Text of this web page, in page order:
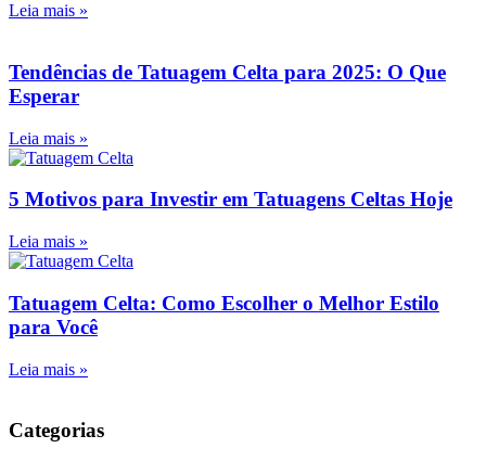
Leia mais »
Tendências de Tatuagem Celta para 2025: O Que
Esperar
Leia mais »
5 Motivos para Investir em Tatuagens Celtas Hoje
Leia mais »
Tatuagem Celta: Como Escolher o Melhor Estilo
para Você
Leia mais »
Categorias